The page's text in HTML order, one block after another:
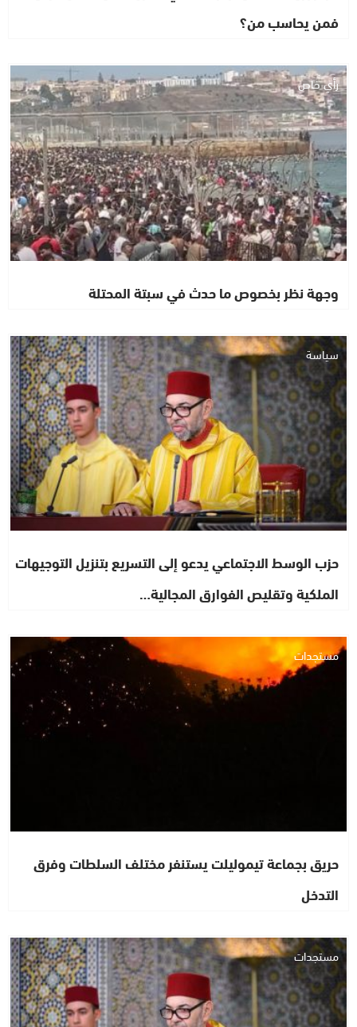
فمن يحاسب من؟
رأي خاص
وجهة نظر بخصوص ما حدث في سبتة المحتلة
سياسة
حزب الوسط الاجتماعي يدعو إلى التسريع بتنزيل التوجيهات
الملكية وتقليص الفوارق المجالية…
مستجدات
حريق بجماعة تيموليلت يستنفر مختلف السلطات وفرق
التدخل
مستجدات